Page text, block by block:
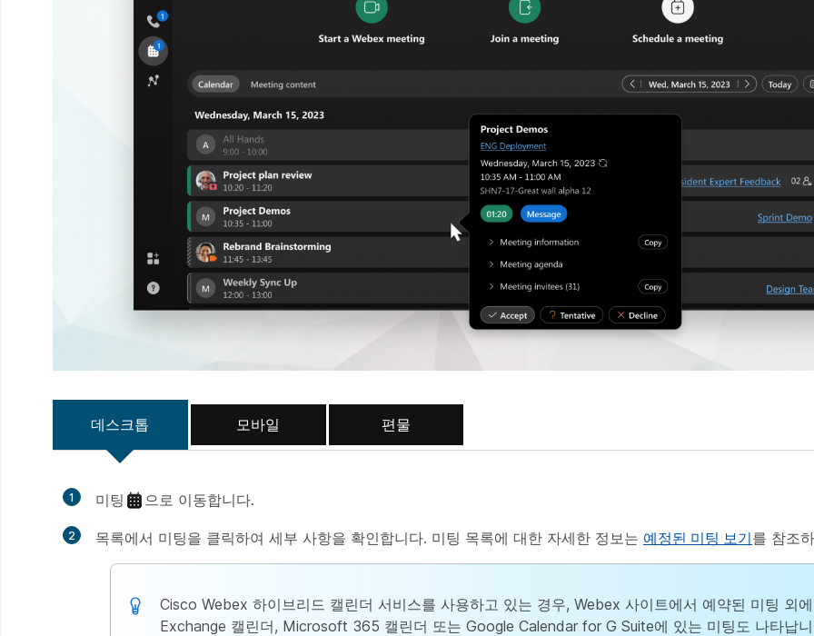
데스크톱 모바일 편물
1 미팅 으로 이동합니다.
2 목록에서 미팅을 클릭하여 세부 사항을 확인합니다. 미팅 목록에 대한 자세한 정보는 예정된 미팅 보기를 참조
Cisco Webex 하이브리드 캘린더 서비스를 사용하고 있는 경우, Webex 사이트에서 예약된 미팅 외
Exchange 캘린더, Microsoft 365 캘린더 또는 Google Calendar for G Suite에 있는 미팅도 나타납